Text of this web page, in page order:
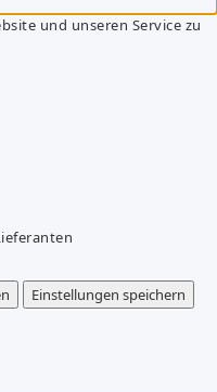
und unseren Service zu
Einstellungen speichern